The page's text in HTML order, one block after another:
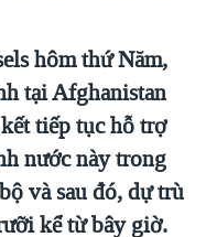
NAM
VIỆT NAM
HẢI SÂM
NÔNG THÔN MỸ
hôm thứ Năm,
tại Afghanistan
tiếp tục hỗ trợ
nước này trong
và sau đó, dự trù
kể từ bây giờ.